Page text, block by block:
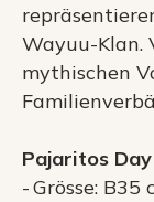
Wayuu-Klan.
mythischen
Pajaritos
- Grösse: